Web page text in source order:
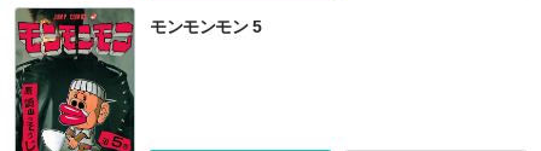
モンモンモン 5